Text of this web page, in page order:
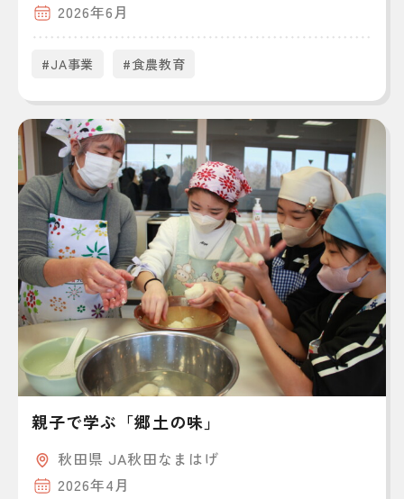
2026年6月
#JA事業 #食農教育
親子で学ぶ「郷土の味」
秋田県 JA秋田なまはげ
2026年4月